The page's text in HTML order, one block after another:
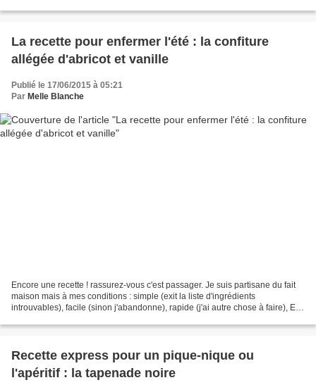
La recette pour enfermer l'été : la confiture
allégée d'abricot et vanille
Publié le 17/06/2015 à 05:21
Par Melle Blanche
Encore une recette ! rassurez-vous c'est passager. Je suis partisane du fait
maison mais à mes conditions : simple (exit la liste d'ingrédients
introuvables), facile (sinon j'abandonne), rapide (j'ai autre chose à faire), En
Recette express pour un pique-nique ou
l'apéritif : la tapenade noire